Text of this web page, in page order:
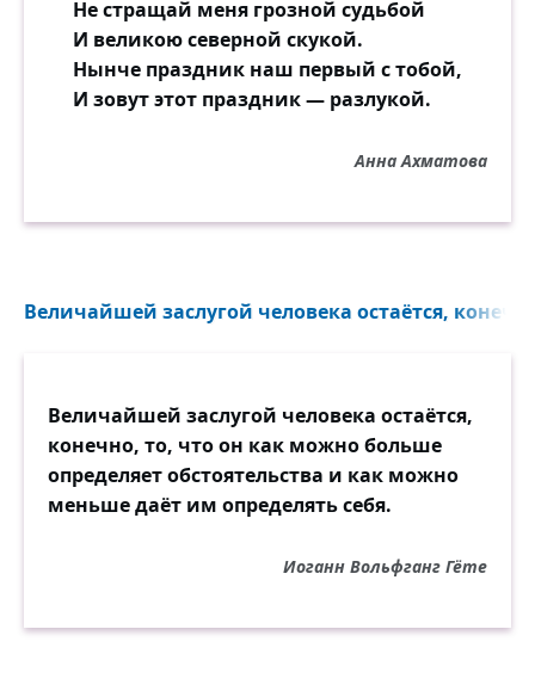
Не стращай меня грозной судьбой
И великою северной скукой.
Нынче праздник наш первый с тобой,
И зовут этот праздник — разлукой.
Анна Ахматова
Величайшей заслугой человека остаётся,
Величайшей заслугой человека остаётся,
конечно, то, что он как можно больше
определяет обстоятельства и как можно
меньше даёт им определять себя.
Иоганн Вольфганг Гёте